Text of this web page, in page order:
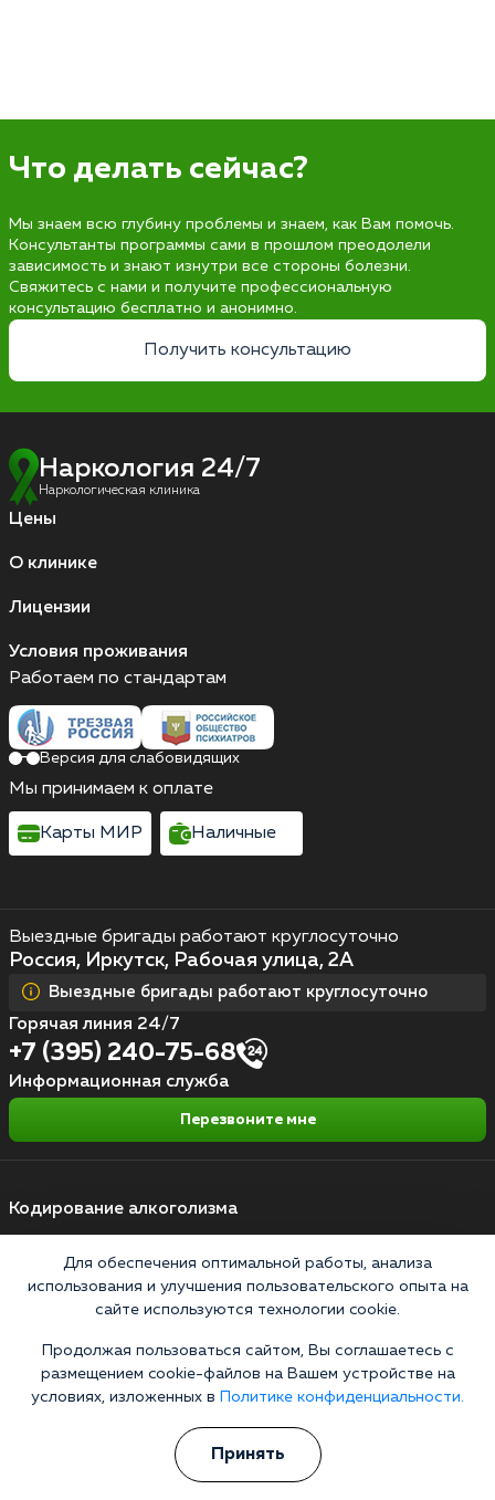
Что делать сейчас?
Мы знаем всю глубину проблемы и знаем, как Вам помочь.
Консультанты программы сами в прошлом преодолели
зависимость и знают изнутри все стороны болезни.
Свяжитесь с нами и получите профессиональную
консультацию бесплатно и анонимно.
Получить консультацию
Наркология 24/7
Наркологическая клиника
Цены
О клинике
Лицензии
Условия проживания
Кодирование алкоголизма
Кодирование от алкоголя на дому
Зашиться от алкоголизма
Эспераль
Кодирование двойной блок
Выездные бригады работают круглосуточно
Россия, Иркутск, Рабочая улица, 2А
Выездные бригады работают круглосуточно
Горячая линия 24/7
+7 (395) 240-75-68
Информационная служба
Перезвоните мне
Работаем по стандартам
Версия для слабовидящих
Мы принимаем к оплате
Карты МИР Наличные
Для обеспечения оптимальной работы, анализа
использования и улучшения пользовательского опыта на
сайте используются технологии cookie.
Продолжая пользоваться сайтом, Вы соглашаетесь с
размещением cookie-файлов на Вашем устройстве на
условиях, изложенных в
Политике конфиденциальности.
Принять